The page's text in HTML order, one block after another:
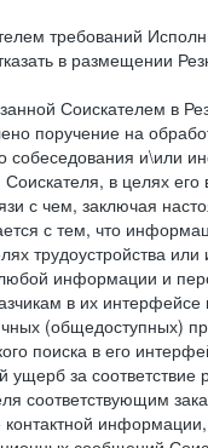
требований
в размещении
Соискателем в
поручение на
собеседования и\или
в целях его
с чем, заключая
с тем, что
трудоустройства
информации и
в их
(общедоступных)
поиска в его
за соответствие
соответствующим